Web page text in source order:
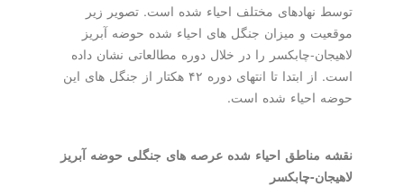
توسط نهادهای مختلف احیاء شده است. تصویر زیر
موقعیت و میزان جنگل های احیاء شده حوضه آبریز
لاهیجان-چابکسر را در خلال دوره مطالعاتی نشان داده
است. از ابتدا تا انتهای دوره ۴۲ هکتار از جنگل های این
حوضه احیاء شده است.
نقشه مناطق احیاء شده عرصه های جنگلی حوضه آبریز
لاهیجان-چابکسر